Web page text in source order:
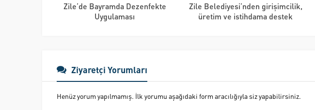
Zile’de Bayramda Dezenfekte
Uygulaması
Zile Belediyesi’nden girişimcilik,
üretim ve istihdama destek
Ziyaretçi Yorumları
Henüz yorum yapılmamış. İlk yorumu aşağıdaki form aracılığıyla siz yapabilirsiniz.